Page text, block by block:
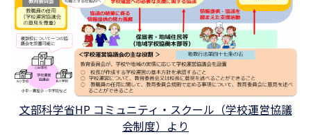
文部科学省HP コミュニティ・スクール（学校運営協議
会制度）より